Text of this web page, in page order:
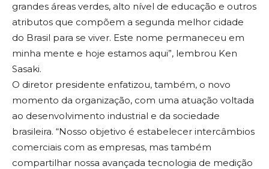
grandes áreas verdes, alto nível de educação e outros
atributos que compõem a segunda melhor cidade
do Brasil para se viver. Este nome permaneceu em
minha mente e hoje estamos aqui”, lembrou Ken
Sasaki.
O diretor presidente enfatizou, também, o novo
momento da organização, com uma atuação voltada
ao desenvolvimento industrial e da sociedade
brasileira. “Nosso objetivo é estabelecer intercâmbios
comerciais com as empresas, mas também
compartilhar nossa avançada tecnologia de medição